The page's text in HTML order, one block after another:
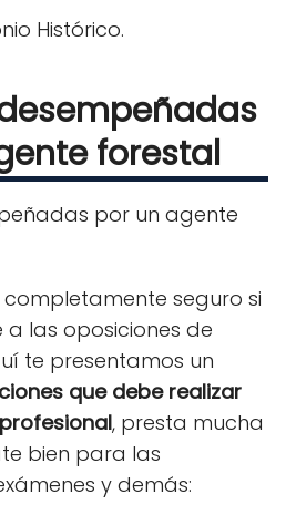
Histórico.
forestal
seguro si
las oposiciones de
te presentamos un
que debe realizar
, presta mucha
bien para las
y demás: